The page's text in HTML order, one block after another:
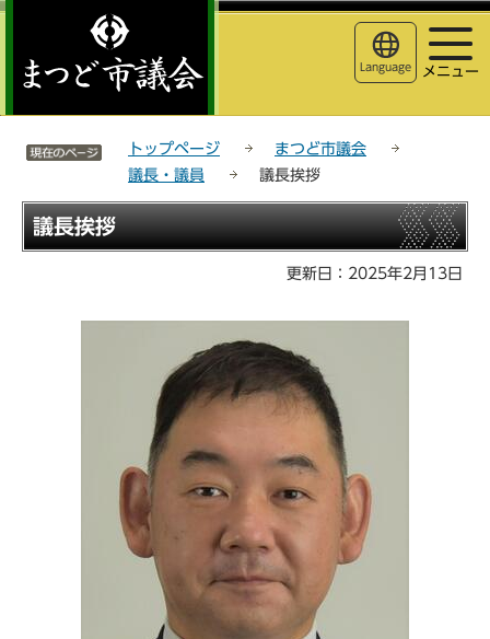
こ
サ
このページの本文へ移動
Language メニュー
サイトメニューここまで
トップページ
まつど市議会
議長・議員
議長挨拶
本
文
議長挨拶
更新日：2025年2月13日